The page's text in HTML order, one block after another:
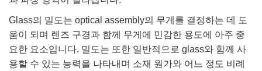
Elements (DOE)
Couplers
Company
Glass의 밀도는 optical assembly의 무게를 결정하는 데 도
움이 되며 렌즈 구경과 함께 무게에 민감한 용도에 아주 중
요한 요소입니다. 밀도는 또한 일반적으로 glass와 함께 사
용할 수 있는 능력을 나타내며 소재 원가와 어느 정도 비례